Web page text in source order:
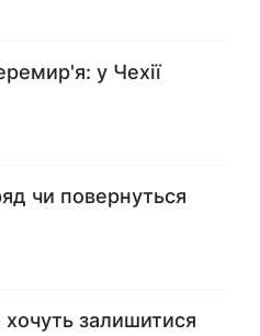
у Чехії
чи повернуться
хочуть залишитися